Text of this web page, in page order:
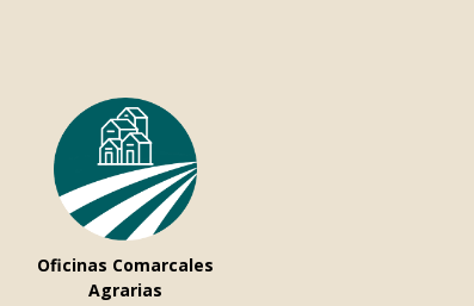
Oficinas Comarcales
Agrarias